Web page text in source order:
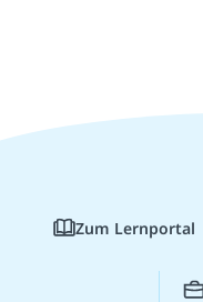
Zum Lernportal